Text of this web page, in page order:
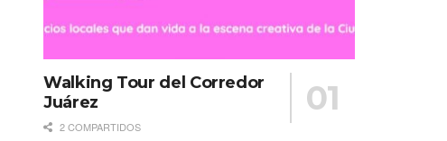
Walking Tour del Corredor
Juárez
2 COMPARTIDOS